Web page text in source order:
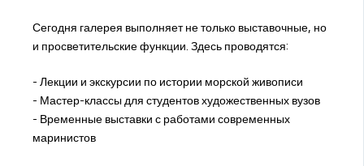
Сегодня галерея выполняет не только выставочные, но
и просветительские функции. Здесь проводятся:
- Лекции и экскурсии по истории морской живописи
- Мастер-классы для студентов художественных вузов
- Временные выставки с работами современных
маринистов